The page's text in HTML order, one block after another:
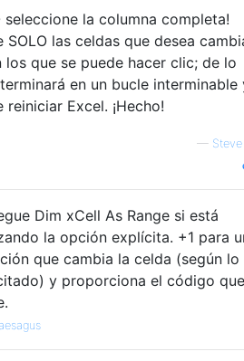
seleccione la columna completa!
SOLO las celdas que desea
los que se puede hacer clic; de lo
en un bucle interminable
reiniciar Excel. ¡Hecho!
—
Dim xCell As Range si está
la opción explícita. +1 para
que cambia la celda (según lo
y proporciona el código